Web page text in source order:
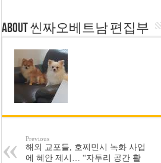
About 씬짜오베트남 편집부
Previous
해외 교포들, 호찌민시 녹화 사업
에 혜안 제시… “자투리 공간 활